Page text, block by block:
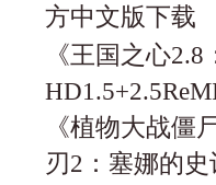
《王国之心
《植物大战僵
刃2：塞娜的